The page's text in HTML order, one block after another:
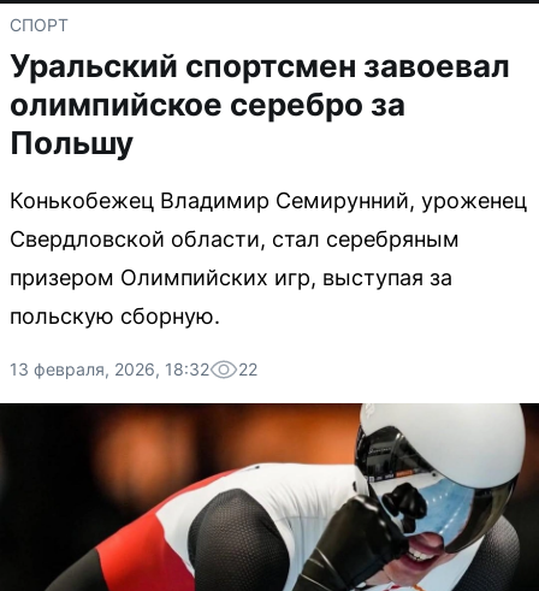
СПОРТ
Уральский спортсмен завоевал
олимпийское серебро за
Польшу
Конькобежец Владимир Семирунний, уроженец
Свердловской области, стал серебряным
призером Олимпийских игр, выступая за
польскую сборную.
13 февраля, 2026, 18:32 22